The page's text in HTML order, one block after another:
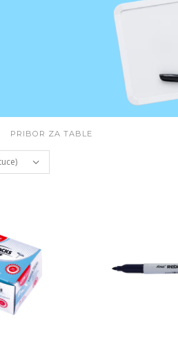
PRIBOR ZA TABLE